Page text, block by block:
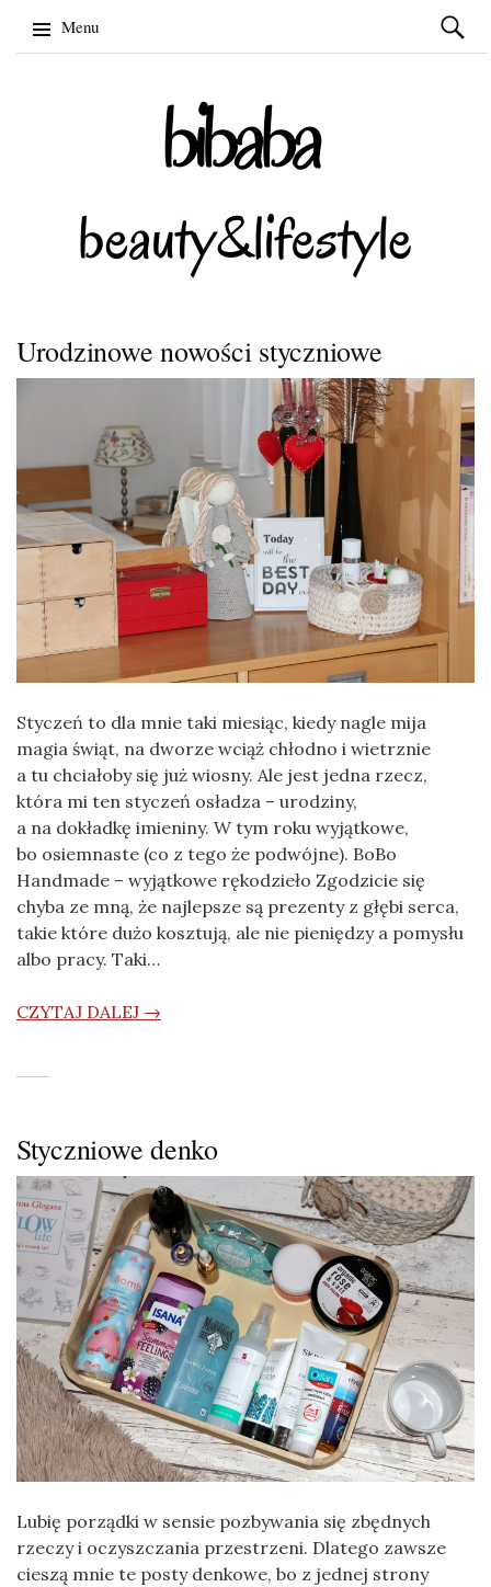
Menu
Szukaj:
Urodzinowe nowości styczniowe
Styczeń to dla mnie taki miesiąc, kiedy nagle mija
magia świąt, na dworze wciąż chłodno i wietrznie
a tu chciałoby się już wiosny. Ale jest jedna rzecz,
która mi ten styczeń osładza – urodziny,
a na dokładkę imieniny. W tym roku wyjątkowe,
bo osiemnaste (co z tego że podwójne). BoBo
Handmade – wyjątkowe rękodzieło Zgodzicie się
chyba ze mną, że najlepsze są prezenty z głębi serca,
takie które dużo kosztują, ale nie pieniędzy a pomysłu
albo pracy. Taki…
CZYTAJ DALEJ →
Styczniowe denko
Lubię porządki w sensie pozbywania się zbędnych
rzeczy i oczyszczania przestrzeni. Dlatego zawsze
cieszą mnie te posty denkowe, bo z jednej strony